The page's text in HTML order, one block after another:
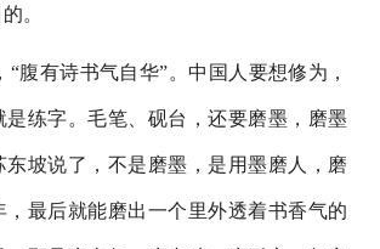
。
“腹有诗书气自华”。中国人要想修为，
是练字。毛笔、砚台，还要磨墨，磨墨
东坡说了，不是磨墨，是用墨磨人，磨
，最后就能磨出一个里外透着书香气的